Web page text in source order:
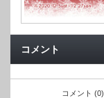
コメント
コメント (0)